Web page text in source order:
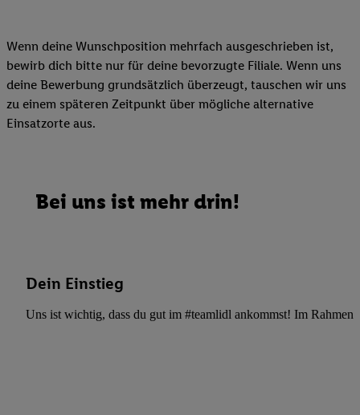
Wenn deine Wunschposition mehrfach ausgeschrieben ist,
bewirb dich bitte nur für deine bevorzugte Filiale. Wenn uns
deine Bewerbung grundsätzlich überzeugt, tauschen wir uns
zu einem späteren Zeitpunkt über mögliche alternative
Einsatzorte aus.
Bei uns ist mehr drin!
Dein Einstieg
Uns ist wichtig, dass du gut im #teamlidl ankommst! Im Rahmen